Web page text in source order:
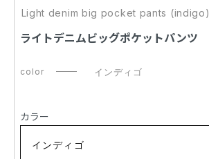
Light denim big pocket pants (indigo)
ライトデニムビッグポケットパンツ
color インディゴ
カラー